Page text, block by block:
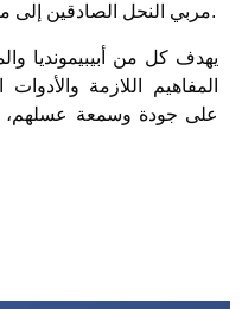
مربي النحل الصادقين إلى ممارسات التغذية الاصطناعية الجيدة.
يهدف كل من أبيبيمونديا
المفاهيم اللازمة
على جودة وسمعة عسلهم،